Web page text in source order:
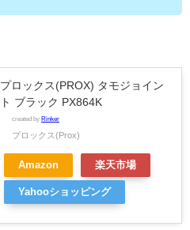
プロックス(PROX) タモジョイン
ト ブラック PX864K
created by Rinker
プロックス(Prox)
Amazon 楽天市場
Yahooショッピング